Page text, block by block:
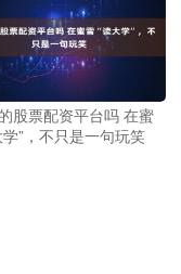
股票配资平台吗 在蜜
学”，不只是一句玩笑